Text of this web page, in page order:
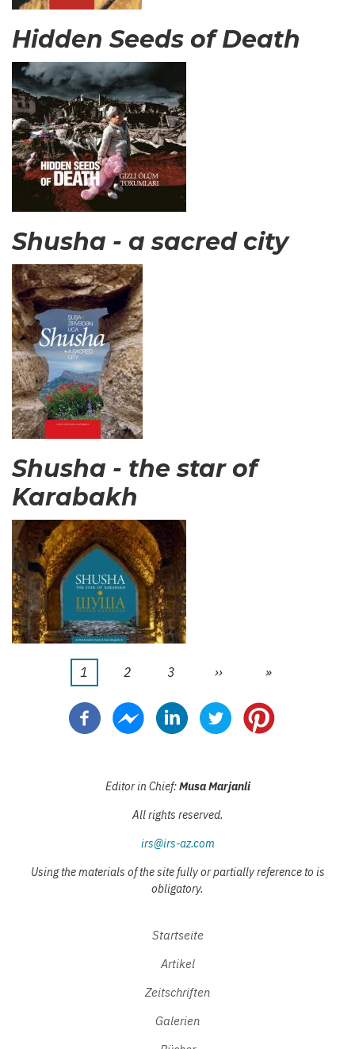
Hidden Seeds of Death
Shusha - a sacred city
Shusha - the star of
Karabakh
Seitennummerierung
Aktuelle
1 Seite
2 Seite
3
Nächste
››
Letzte
»
Editor in Chief:Musa Marjanli
All rights reserved.
irs@irs-az.com
Using the materials of the site fully or partially reference to is
obligatory.
Startseite
Artikel
Zeitschriften
Galerien